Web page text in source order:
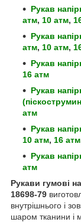
Рукав
атм, 10 атм,
Рукав
атм, 10 атм,
Рукав
16 атм
Рукав
атм
Рукав
10 атм, 16 атм
Рукав
атм
Рукави гумові
18698-79
внутрішнього і
шаром тканини і